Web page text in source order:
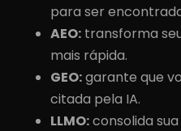
para ser
AEO: transforma
mais rápida.
GEO:garante que
citada pela IA.
LLMO:consolida